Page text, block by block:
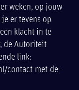
weken, op jouw
er tevens op
klacht in te
de Autoriteit
link:
contact-met-de-